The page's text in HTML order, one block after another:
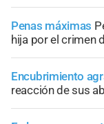
Penas máximas
hija por el crimen
Encubrimiento
reacción de sus